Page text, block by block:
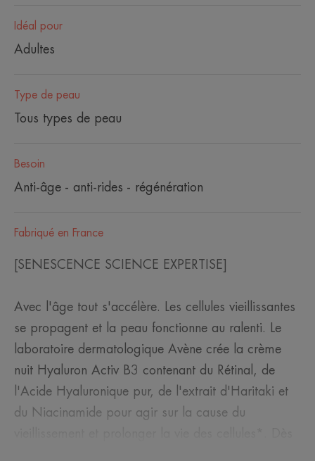
Idéal pour
Adultes
Type de peau
Tous types de peau
Besoin
Anti-âge - anti-rides - régénération
Fabriqué en France
[SENESCENCE SCIENCE EXPERTISE]
Avec l'âge tout s'accélère. Les cellules vieillissantes
se propagent et la peau fonctionne au ralenti. Le
laboratoire dermatologique Avène crée la crème
nuit Hyaluron Activ B3 contenant du Rétinal, de
l'Acide Hyaluronique pur, de l'extrait d'Haritaki et
du Niacinamide pour agir sur la cause du